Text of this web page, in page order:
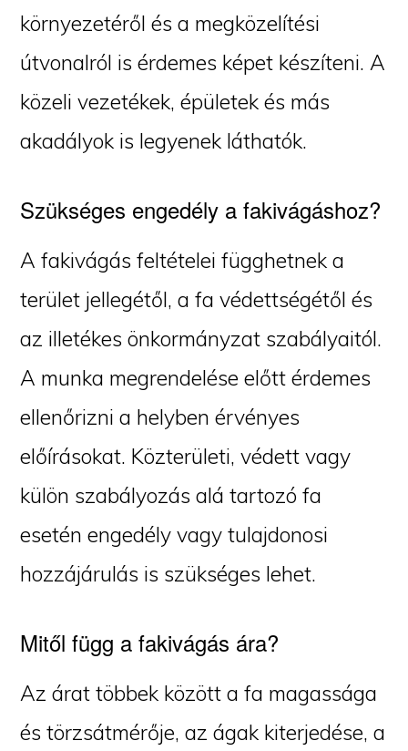
környezetéről és a megközelítési
útvonalról is érdemes képet készíteni. A
közeli vezetékek, épületek és más
akadályok is legyenek láthatók.
Szükséges engedély a fakivágáshoz?
A fakivágás feltételei függhetnek a
terület jellegétől, a fa védettségétől és
az illetékes önkormányzat szabályaitól.
A munka megrendelése előtt érdemes
ellenőrizni a helyben érvényes
előírásokat. Közterületi, védett vagy
külön szabályozás alá tartozó fa
esetén engedély vagy tulajdonosi
hozzájárulás is szükséges lehet.
Mitől függ a fakivágás ára?
Az árat többek között a fa magassága
és törzsátmérője, az ágak kiterjedése, a